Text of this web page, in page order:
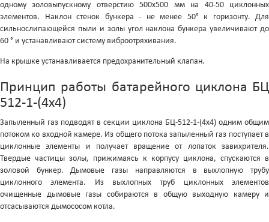
одному золовыпускному отверстию 500х500 мм на 40-50 циклонных
элементов. Наклон стенок бункера - не менее 50° к горизонту. Для
сильнослипающейся пыли и золы угол наклона бункера увеличивают до
60 ° и устанавливают систему виброотряхивания.
На крышке устанавливается предохранительный клапан.
Принцип работы батарейного циклона БЦ
512-1-(4x4)
Запыленный газ подводят в секции циклона БЦ-512-1-(4x4) одним общим
потоком ко входной камере. Из общего потока запыленный газ поступает в
циклонные элементы и получает вращение от лопаток завихрителя.
Твердые частицы золы, прижимаясь к корпусу циклона, спускаются в
золовой бункер. Дымовые газы направляются в выхлопную трубу
циклонного элемента. Из выхлопных труб циклонных элементов
очищенные дымовые газы собираются в общую выходную камеру и
отсасываются дымососом котла.